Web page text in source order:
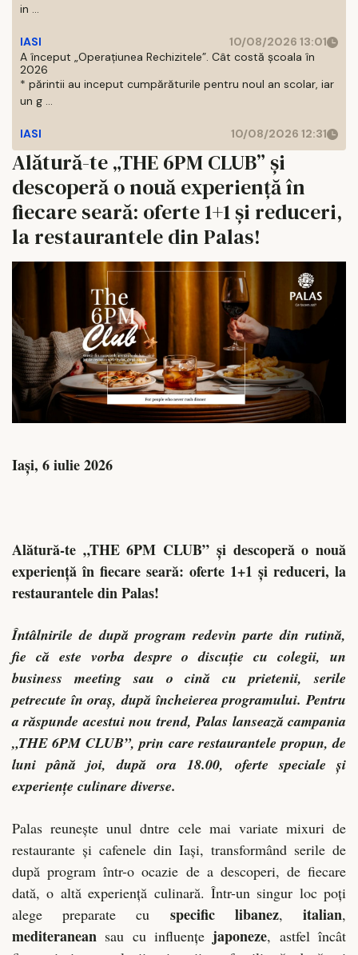
in ...
IASI
10/08/2026 13:01
A început „Operațiunea Rechizitele”. Cât costă școala în
2026
* părintii au inceput cumpărăturile pentru noul an scolar, iar
un g ...
IASI 10/08/2026 12:31
Alătură-te „THE 6PM CLUB” și
descoperă o nouă experiență în
fiecare seară: oferte 1+1 și reduceri,
la restaurantele din Palas!
Iași, 6 iulie 2026
Alătură-te „THE 6PM CLUB” și descoperă o nouă
experiență în fiecare seară: oferte 1+1 și reduceri, la
restaurantele din Palas!
Întâlnirile de după program redevin parte din rutină,
fie că este vorba despre o discuție cu colegii, un
business meeting sau o cină cu prietenii, serile
petrecute în oraș, după încheierea programului. Pentru
a răspunde acestui nou trend, Palas lansează campania
„THE 6PM CLUB”, prin care restaurantele propun, de
luni până joi, după ora 18.00, oferte speciale și
experiențe culinare diverse.
Palas reunește unul dntre cele mai variate mixuri de
restaurante și cafenele din Iași, transformând serile de
după program într-o ocazie de a descoperi, de fiecare
dată, o altă experiență culinară. Într-un singur loc poți
alege preparate cu specific libanez,italian,
mediteranean sau cu influențe japoneze, astfel încât